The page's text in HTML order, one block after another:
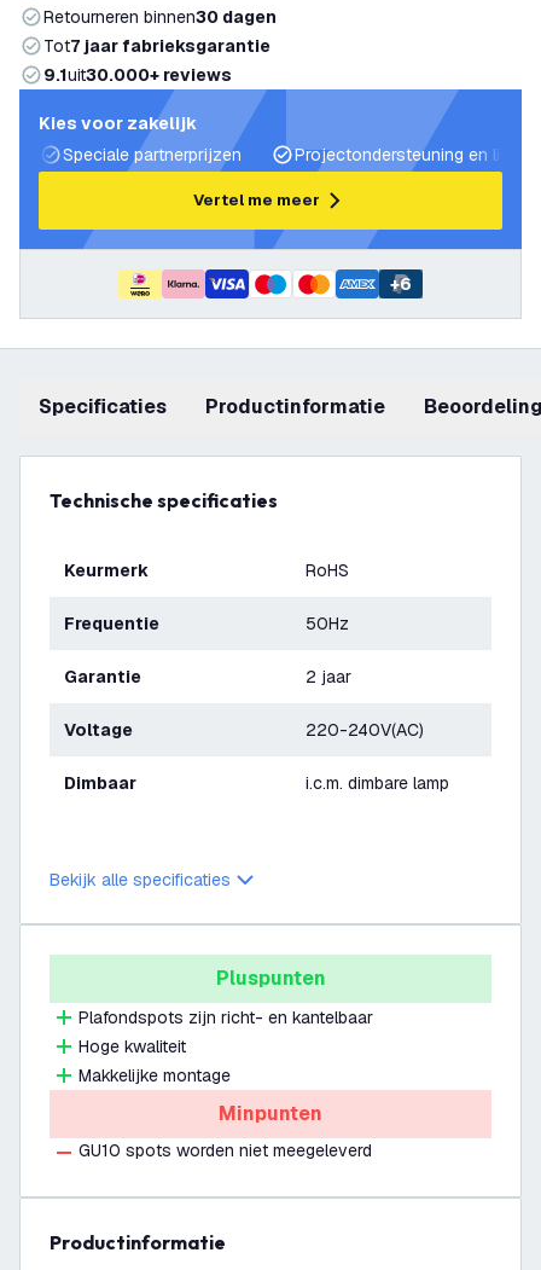
Retourneren binnen30 dagen
Tot7 jaar fabrieksgarantie
9.1uit30.000+ reviews
Kies voor zakelijk
Speciale partnerprijzen
Projectondersteuning en
Vertel me meer
+6
Specificaties productinformatie
Technische specificaties
Keurmerk RoHS
Frequentie 50Hz
Garantie 2 jaar
Voltage 220-240V(AC)
Dimbaar i.c.m. dimbare lamp
Bekijk alle specificaties
Pluspunten
Plafondspots zijn richt- en kantelbaar
Hoge kwaliteit
Makkelijke montage
Minpunten
GU10 spots worden niet meegeleverd
productinformatie